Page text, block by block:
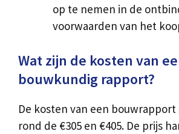
op te nemen in de
voorwaarden van het
Wat zijn de kosten van
bouwkundig rapport?
De kosten van een
rond de €305 en €405. De prijs